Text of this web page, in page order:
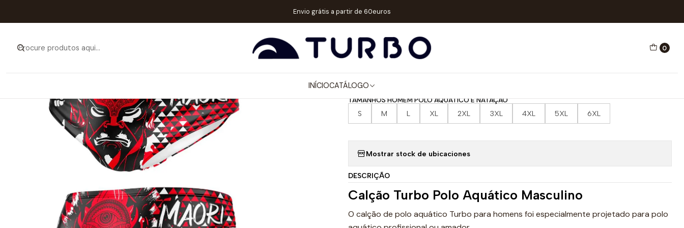
0
INÍCIOCATÁLOGO
Envio grátis a partir de 60euros
CALÇÕES WP / NATAÇÃO CALÇÃO POLO AQUÁTICO E NATAÇÃO HEAD MAORI
CALÇÃO POLO AQUÁTICO E NATAÇÃO
HEAD MAORI
TAMANHOS HOMEM POLO AQUÁTICO E NATAÇÃO
S M L XL 2XL 3XL 4XL 5XL 6XL
Mostrar stock de ubicaciones
DESCRIÇÃO
Calção Turbo Polo Aquático Masculino
O calção de polo aquático Turbo para homens foi especialmente projetado para polo